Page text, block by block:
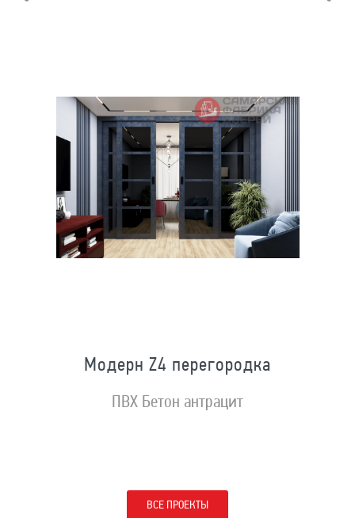
Модерн Z4 перегородка
ПВХ Бетон антрацит
ВСЕ ПРОЕКТЫ